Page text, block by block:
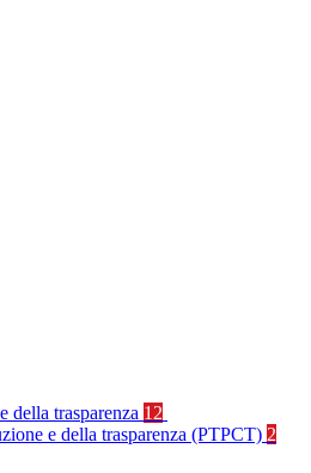
della trasparenza 12
e della trasparenza (PTPCT) 2